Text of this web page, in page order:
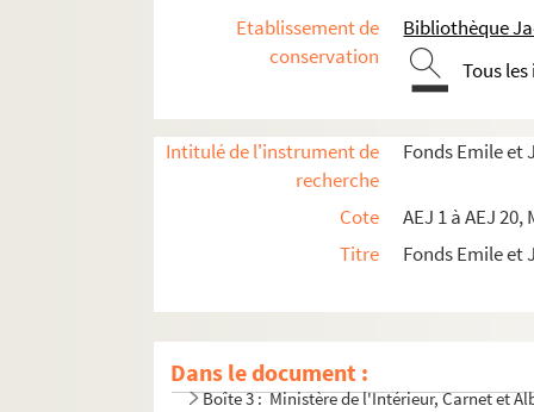
Etablissement de
conservation
Bibliothèque
Tous
Intitulé de l'instrument de
recherche
Fonds Emile et
Cote
AEJ 1 à AEJ 20,
Titre
Fonds Emile et
Dans le document :
Boîte 2 : Puy-de-Dôme et Cantal
Boîte 3 : Ministère de l'Intérieur, Carnet et